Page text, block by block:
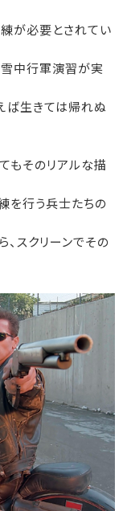
が必要とされてい
中行軍演習が実
ば生きては帰れぬ
もそのリアルな描
を行う兵士たちの
スクリーンでその